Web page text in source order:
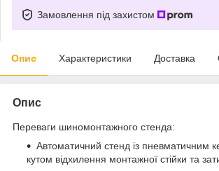
Замовлення під захистом
Опис Характеристики Доставка
Опис
Переваги шиномонтажного стенда:
Автоматичний стенд із пневматичним
кутом відхилення монтажної стійки та